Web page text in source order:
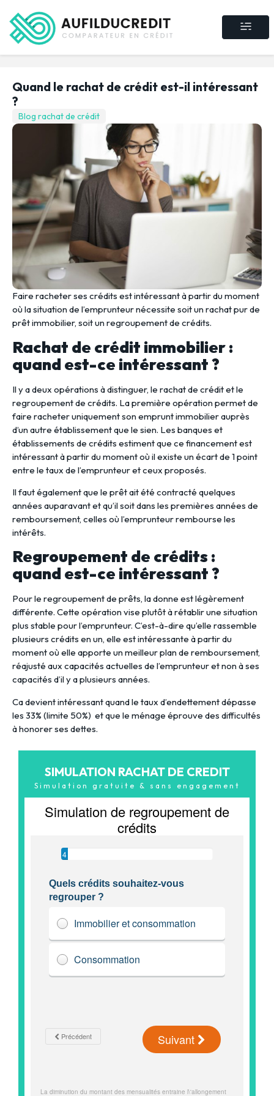
Quand le rachat de crédit est-il intéressant
?
Blog rachat de crédit
Faire racheter ses crédits est intéressant à partir du moment
où la situation de l’emprunteur nécessite soit un rachat pur de
prêt immobilier, soit un regroupement de crédits.
Rachat de crédit immobilier :
quand est-ce intéressant ?
Il y a deux opérations à distinguer, le rachat de crédit et le
regroupement de crédits. La première opération permet de
faire racheter uniquement son emprunt immobilier auprès
d’un autre établissement que le sien. Les banques et
établissements de crédits estiment que ce financement est
intéressant à partir du moment où il existe un écart de 1 point
entre le taux de l’emprunteur et ceux proposés.
Il faut également que le prêt ait été contracté quelques
années auparavant et qu’il soit dans les premières années de
remboursement, celles où l’emprunteur rembourse les
intérêts.
Regroupement de crédits :
quand est-ce intéressant ?
Pour le regroupement de prêts, la donne est légèrement
différente. Cette opération vise plutôt à rétablir une situation
plus stable pour l’emprunteur. C’est-à-dire qu’elle rassemble
plusieurs crédits en un, elle est intéressante à partir du
moment où elle apporte un meilleur plan de remboursement,
réajusté aux capacités actuelles de l’emprunteur et non à ses
capacités d’il y a plusieurs années.
Ca devient intéressant quand le taux d’endettement dépasse
les 33% (limite 50%) et que le ménage éprouve des difficultés
à honorer ses dettes.
SIMULATION RACHAT DE CREDIT
Simulation gratuite & sans engagement